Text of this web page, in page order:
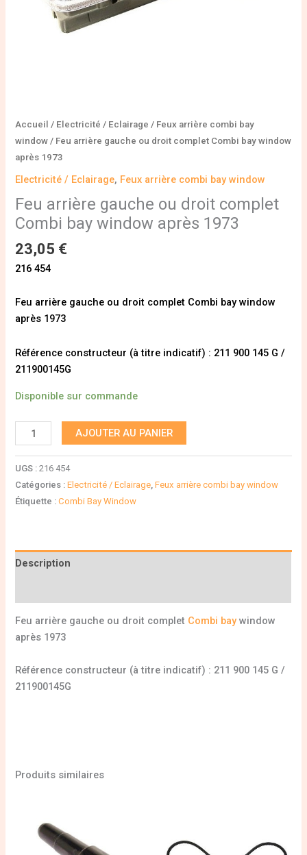
Accueil / Electricité / Eclairage / Feux arrière combi bay
window / Feu arrière gauche ou droit complet Combi bay window
après 1973
Electricité / Eclairage, Feux arrière combi bay window
Feu arrière gauche ou droit complet
Combi bay window après 1973
23,05 €
216 454
Feu arrière gauche ou droit complet Combi bay window
après 1973
Référence constructeur (à titre indicatif) : 211 900 145 G /
211900145G
Disponible sur commande
AJOUTER AU PANIER
UGS :216 454
Catégories :Electricité / Eclairage,Feux arrière combi bay window
Étiquette :Combi Bay Window
Description
Feu arrière gauche ou droit complet Combi baywindow
après 1973
Référence constructeur (à titre indicatif) : 211 900 145 G /
211900145G
Produits similaires